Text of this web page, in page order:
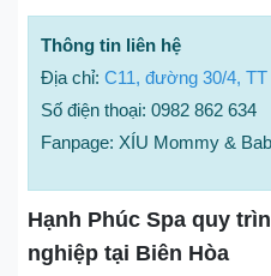
Thông tin liên hệ
Địa chỉ: C11, đường 30/4,
Số điện thoại: 0982 862 634
Fanpage: XÍU Mommy &
Hạnh Phúc Spa quy
nghiệp tại Biên Hòa